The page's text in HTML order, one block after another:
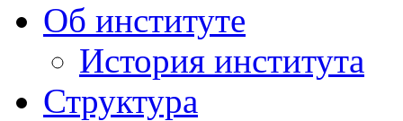
Об институте
История института
Структура